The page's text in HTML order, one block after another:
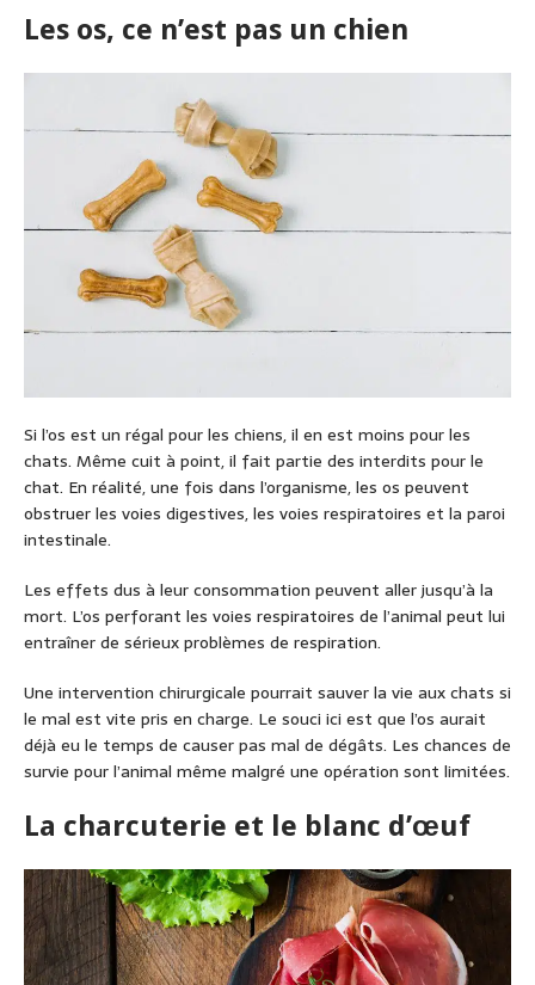
Les os, ce n’est pas un chien
Si l’os est un régal pour les chiens, il en est moins pour les
chats. Même cuit à point, il fait partie des interdits pour le
chat. En réalité, une fois dans l’organisme, les os peuvent
obstruer les voies digestives, les voies respiratoires et la paroi
intestinale.
Les effets dus à leur consommation peuvent aller jusqu’à la
mort. L’os perforant les voies respiratoires de l’animal peut lui
entraîner de sérieux problèmes de respiration.
Une intervention chirurgicale pourrait sauver la vie aux chats si
le mal est vite pris en charge. Le souci ici est que l’os aurait
déjà eu le temps de causer pas mal de dégâts. Les chances de
survie pour l’animal même malgré une opération sont limitées.
La charcuterie et le blanc d’œuf